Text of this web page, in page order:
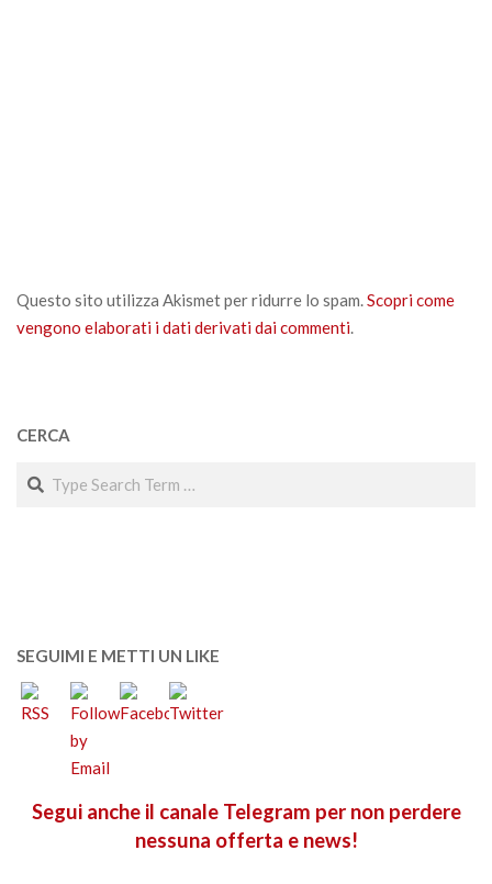
Questo sito utilizza Akismet per ridurre lo spam.Scopri come
vengono elaborati i dati derivati dai commenti.
CERCA
Search
SEGUIMI E METTI UN LIKE
Segui anche il canale Telegram per non perdere
nessuna offerta e news!